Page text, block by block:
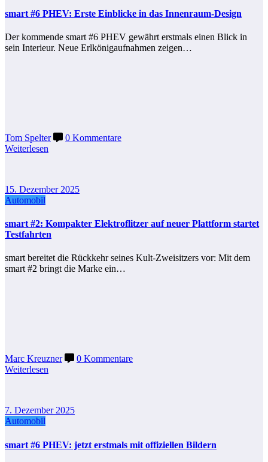
smart #6 PHEV: Erste Einblicke in das Innenraum-Design
Der kommende smart #6 PHEV gewährt erstmals einen Blick in
sein Interieur. Neue Erlkönigaufnahmen zeigen…
Tom Spelter
0 Kommentare
Weiterlesen
15. Dezember 2025
Automobil
smart #2: Kompakter Elektroflitzer auf neuer Plattform startet
Testfahrten
smart bereitet die Rückkehr seines Kult‑Zweisitzers vor: Mit dem
smart #2 bringt die Marke ein…
Marc Kreuzner
0 Kommentare
Weiterlesen
7. Dezember 2025
Automobil
smart #6 PHEV: jetzt erstmals mit offiziellen Bildern